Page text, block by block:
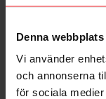
Denna
Vi använder
och annonserna
för sociala
Bliv den første,